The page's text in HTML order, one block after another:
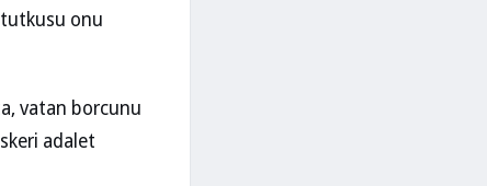
onu
vatan borcunu
adalet